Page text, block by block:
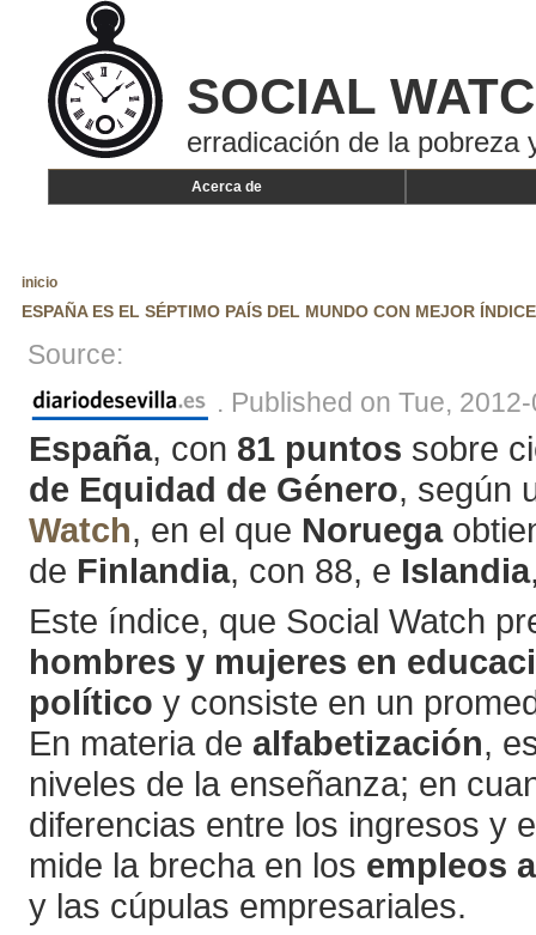
SOCIAL
erradicación de la pobreza
Acerca de
inicio
ESPAÑA ES EL SÉPTIMO PAÍS DEL MUNDO CON MEJOR
Source:
. Published on Tue,
España, con 81 puntos sobre
de Equidad de Género, según
Watch, en el que Noruega
de Finlandia, con 88, e Islandia
Este índice, que Social Watch
hombres y mujeres en
político y consiste en un
En materia de alfabetización,
niveles de la enseñanza; en
diferencias entre los ingresos y
mide la brecha en los empleos
y las cúpulas empresariales.